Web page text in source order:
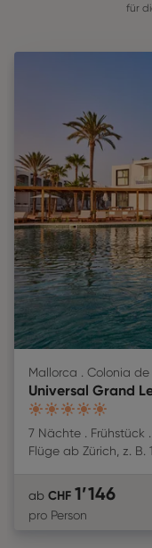
für
Mallorca . Colonia
Universal Grand
5
7 Nächte Frühstück
Flüge ab Zürich z. B.
ab CHF 1’146
pro Person